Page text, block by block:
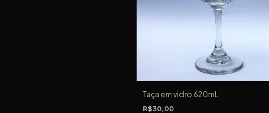
Taça em vidro 620mL
R$30,00